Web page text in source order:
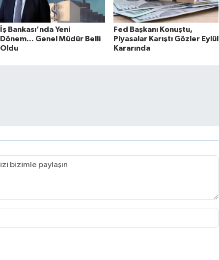
İş Bankası'nda Yeni
Dönem... Genel Müdür Belli
Oldu
Fed Başkanı Konuştu,
Piyasalar Karıştı Gözler Eylül
Kararında